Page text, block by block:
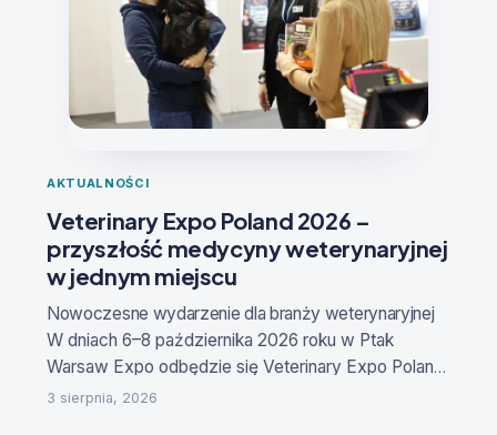
AKTUALNOŚCI
Veterinary Expo Poland 2026 –
przyszłość medycyny weterynaryjnej
w jednym miejscu
Nowoczesne wydarzenie dla branży weterynaryjnej
W dniach 6–8 października 2026 roku w Ptak
Warsaw Expo odbędzie się Veterinary Expo Poland
– Targi Produktów i Innowacji dla Medycyny
3 sierpnia, 2026